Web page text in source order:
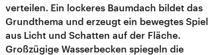
verteilen. Ein lockeres Baumdach bildet das
Grundthema und erzeugt ein bewegtes Spiel
aus Licht und Schatten auf der Fläche.
Großzügige Wasserbecken spiegeln die